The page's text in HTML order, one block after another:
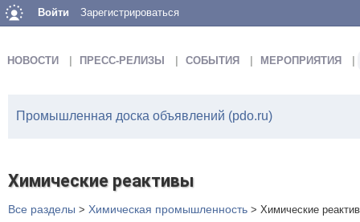
Войти Зарегистрироваться
НОВОСТИ ПРЕСС-РЕЛИЗЫ СОБЫТИЯ МЕРОПРИЯТИЯ
Промышленная доска объявлений (pdo.ru)
Химические реактивы
Все разделы > Химическая промышленность > Химические